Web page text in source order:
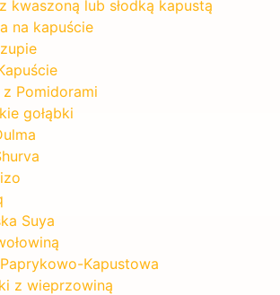
kwaszoną lub słodką kapustą
na kapuście
z Pomidorami
gołąbki
Suya
Paprykowo-Kapustowa
z wieprzowiną